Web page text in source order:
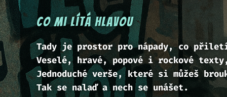
Co mi lítá hlavou
Tady je prostor pro nápady, co
Veselé, hravé, popové i rockové
Jednoduché verše, které si můžeš
Tak se nalaď a nech se unášet.